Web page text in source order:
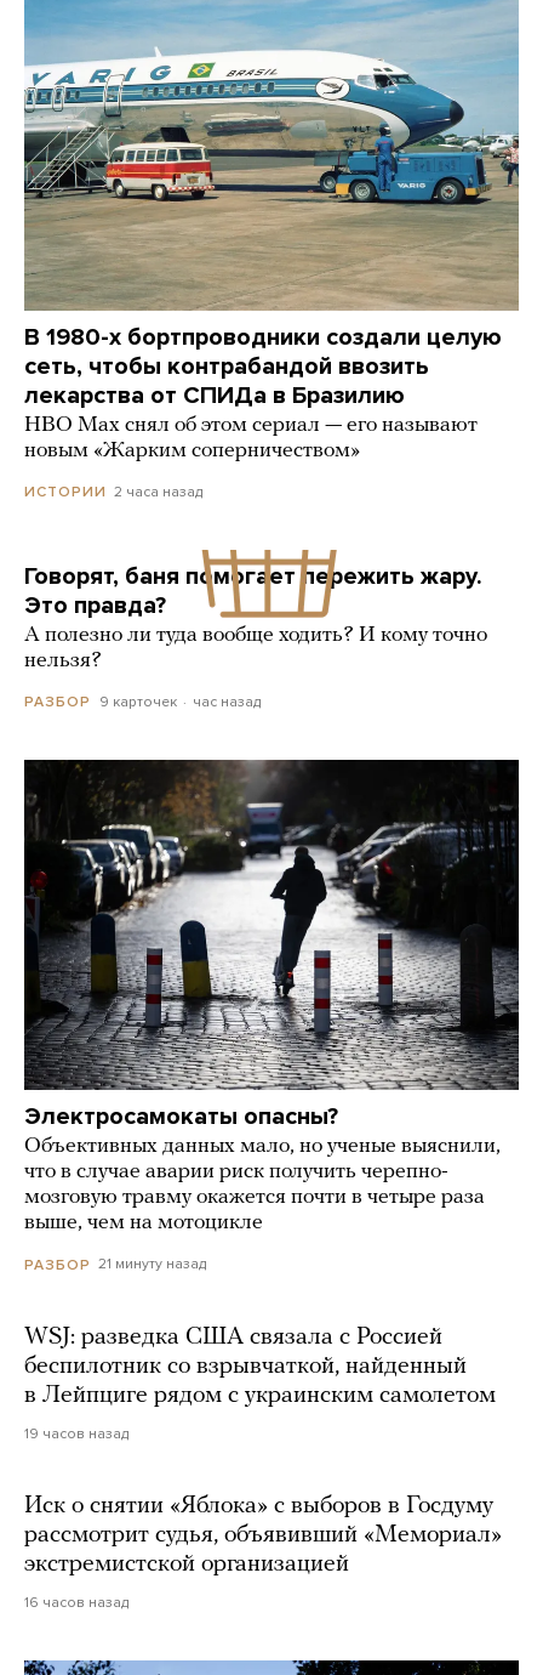
В 1980-х бортпроводники создали целую
сеть, чтобы контрабандой ввозить
лекарства от СПИДа в Бразилию
HBO Max снял об этом сериал — его называют
новым «Жарким соперничеством»
ИСТОРИИ 2 часа назад
Говорят, баня помогает пережить жару.
Это правда?
А полезно ли туда вообще ходить? И кому точно
нельзя?
РАЗБОР 9 карточек час назад
Электросамокаты опасны?
Объективных данных мало, но ученые выяснили,
что в случае аварии риск получить черепно-
мозговую травму окажется почти в четыре раза
выше, чем на мотоцикле
РАЗБОР 21 минуту назад
WSJ: разведка США связала с Россией
беспилотник со взрывчаткой, найденный
в Лейпциге рядом с украинским самолетом
19 часов назад
Иск о снятии «Яблока» с выборов в Госдуму
рассмотрит судья, объявивший «Мемориал»
экстремистской организацией
16 часов назад